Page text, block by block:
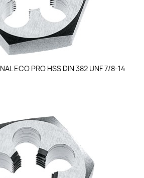
ECO PRO HSS DIN 382 UNF 7/8-14